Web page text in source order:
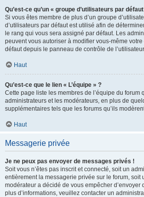
Qu’est-ce qu’un « groupe d’utilisateurs par
Si vous êtes membre de plus d’un groupe
d’utilisateurs par défaut est utilisé afin de
le rang qui vous sera assigné par défaut. Les
peuvent vous autoriser à modifier vous-même
défaut depuis le panneau de contrôle de
Haut
Qu’est-ce que le lien « L’équipe » ?
Cette page liste les membres de l’équipe du forum
administrateurs et les modérateurs, en plus de
supplémentaires tels que les forums qu’ils
Haut
Messagerie privée
Je ne peux pas envoyer de messages privés !
Soit vous n’êtes pas inscrit et connecté, soit un
entièrement la messagerie privée sur le forum, soit
modérateur a décidé de vous empêcher d’envoyer
plus d’informations, veuillez contacter un